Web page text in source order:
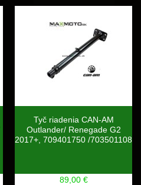
Tyč riadenia CAN-AM
Outlander/ Renegade G2
2017+, 709401750 /703501108
89,00 €